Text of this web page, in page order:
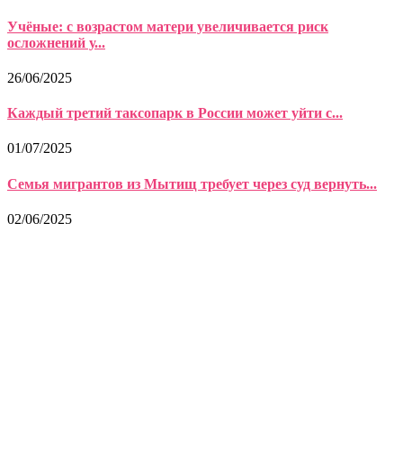
Учёные: с возрастом матери увеличивается риск
осложнений у...
26/06/2025
Каждый третий таксопарк в России может уйти с...
01/07/2025
Семья мигрантов из Мытищ требует через суд вернуть...
02/06/2025